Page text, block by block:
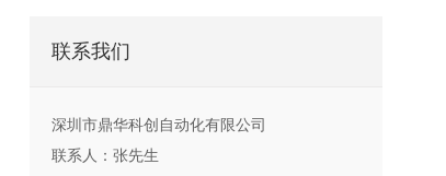
联系我们
深圳市鼎华科创自动化有限公司
联系人：张先生